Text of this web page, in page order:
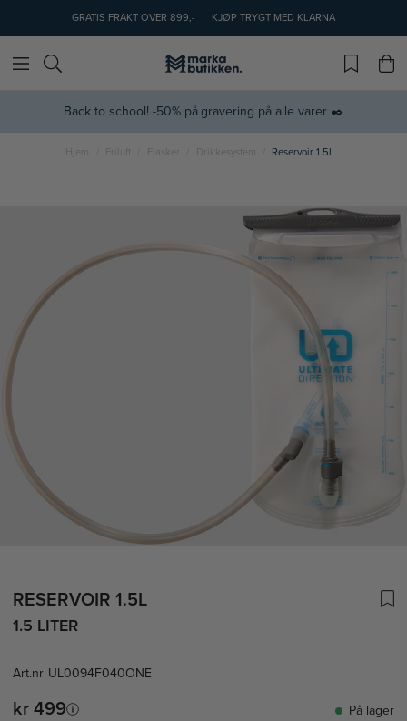
GRATIS FRAKT OVER 899,- KJØP TRYGT MED KLARNA
Back to school! -50% på gravering på alle varer ✒️
Hjem Friluft Flasker Drikkesystem Reservoir 1.5L
RESERVOIR 1.5L
1.5 LITER
Art.nr UL0094F040ONE
kr 499 På lager